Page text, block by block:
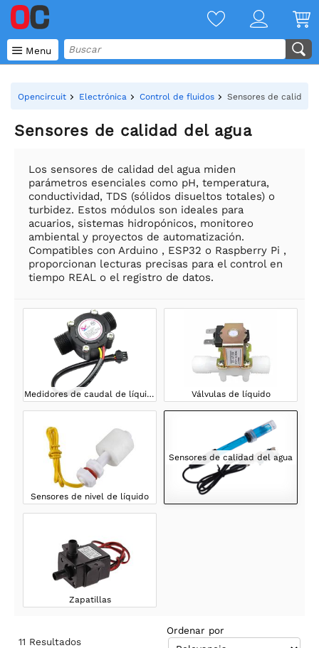
 Menu
Opencircuit Electrónica Control de fluidos Sensores de calidad
Sensores de calidad del agua
Los sensores de calidad del agua miden
parámetros esenciales como pH, temperatura,
conductividad, TDS (sólidos disueltos totales) o
turbidez. Estos módulos son ideales para
acuarios, sistemas hidropónicos, monitoreo
ambiental y proyectos de automatización.
Compatibles con Arduino , ESP32 o Raspberry Pi ,
proporcionan lecturas precisas para el control en
tiempo REAL o el registro de datos.
Medidores de caudal de líquidos Válvulas de líquido
Sensores de nivel de líquido
Sensores de calidad del agua
Zapatillas
11 Resultados
Ordenar por